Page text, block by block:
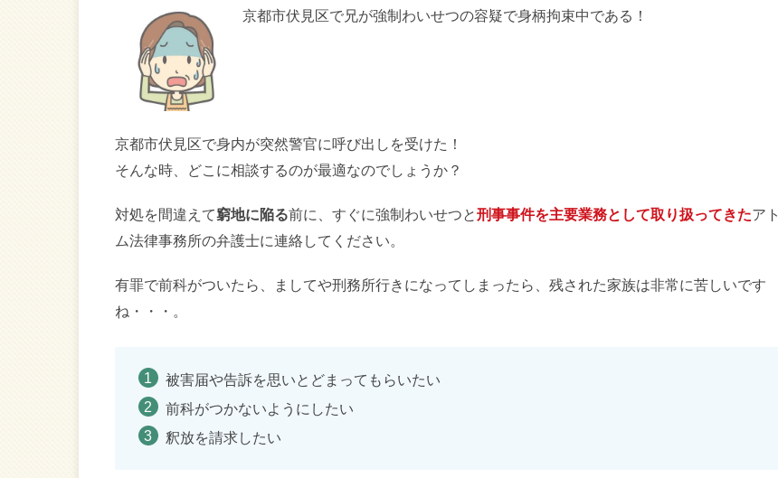
京都市伏見区で兄が強制わいせつの容疑で身柄拘束中である！
京都市伏見区で身内が突然警官に呼び出しを受けた！
そんな時、どこに相談するのが最適なのでしょうか？
対処を間違えて窮地に陥る前に、すぐに強制わいせつと刑事事件を主要業務として取り扱ってきたアト
ム法律事務所の弁護士に連絡してください。
有罪で前科がついたら、ましてや刑務所行きになってしまったら、残された家族は非常に苦しいです
ね・・・。
被害届や告訴を思いとどまってもらいたい
前科がつかないようにしたい
釈放を請求したい